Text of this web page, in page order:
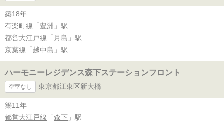
築18年
有楽町線 「 豊洲 」駅
都営大江戸線 「 月島 」駅
京葉線 「 越中島 」駅
ハーモニーレジデンス森下ステーションフロント
空室なし 東京都江東区新大橋
築11年
都営大江戸線 「 森下 」駅